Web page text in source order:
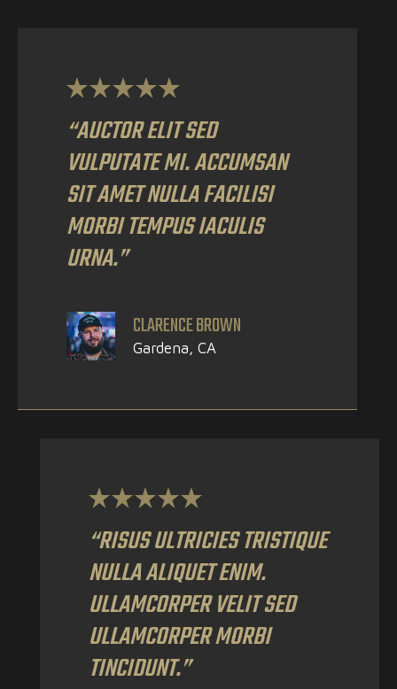
“AUCTOR ELIT SED
VULPUTATE MI. ACCUMSAN
SIT AMET NULLA FACILISI
MORBI TEMPUS IACULIS
URNA.”
CLARENCE BROWN
Gardena, CA
“RISUS ULTRICIES TRISTIQUE
NULLA ALIQUET ENIM.
ULLAMCORPER VELIT SED
ULLAMCORPER MORBI
TINCIDUNT.”